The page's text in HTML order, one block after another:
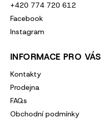
+420 774 720 612
Facebook
Instagram
INFORMACE PRO VÁS
Kontakty
Prodejna
FAQs
Obchodní podmínky